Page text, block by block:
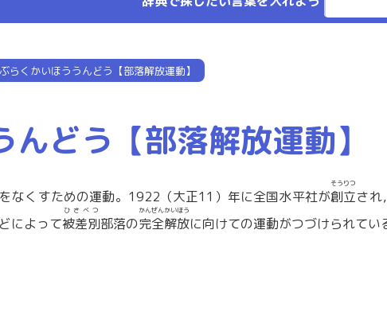
ぶらくかいほううんどう【部落解放運動】
どう【部落解放運動】
をなくすための運動。1922（大正11）年に全国水平社が創立
そうりつ
され
によって被差別
ひさべつ
部落の完全解放
かんぜんかいほう
に向けての運動がつづけられてい